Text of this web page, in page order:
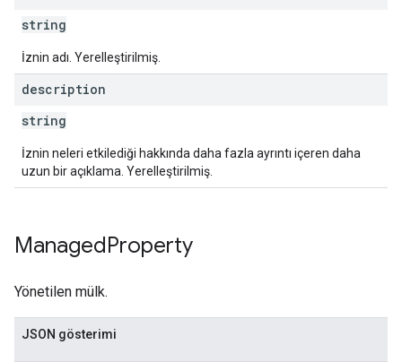
string
İznin adı. Yerelleştirilmiş.
description
string
İznin neleri etkilediği hakkında daha fazla ayrıntı içeren daha
uzun bir açıklama. Yerelleştirilmiş.
ManagedProperty
Yönetilen mülk.
JSON gösterimi